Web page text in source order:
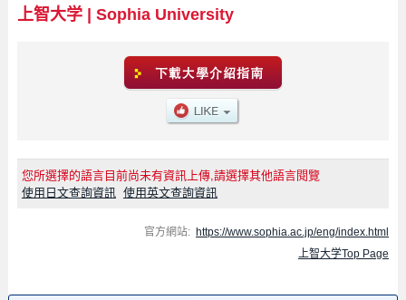
詢。另外，此網站上也有刊載約招收留學生的1300所大學、大學院、短大、專
門學校等資訊。
上智大学| Sophia University
您所選擇的語言目前尚未有資訊上傳,請選擇其他語言閱覽
使用日文查詢資訊 使用英文查詢資訊
官方網站: https://www.sophia.ac.jp/eng/index.html
上智大学Top Page